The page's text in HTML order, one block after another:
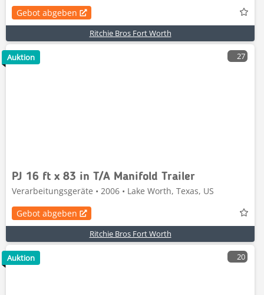
Gebot abgeben
Ritchie Bros Fort Worth
27
PJ 16 ft x 83 in T/A Manifold Trailer
Verarbeitungsgeräte • 2006 • Lake Worth, Texas, US
Gebot abgeben
Ritchie Bros Fort Worth
Auktion
20
Auktion